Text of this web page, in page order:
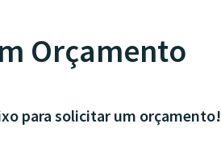
Orçamento
para solicitar um orçamento!